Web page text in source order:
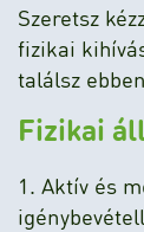
Szeretsz
fizikai
találsz
Fizikai
1. Aktív és